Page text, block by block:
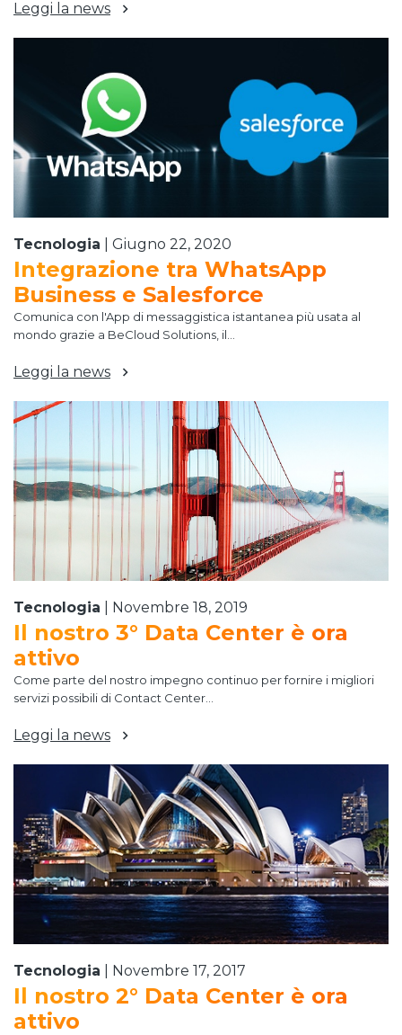
Leggi la news
Tecnologia Giugno 22, 2020
Integrazione tra WhatsApp
Business e Salesforce
Comunica con l'App di messaggistica istantanea più usata al
mondo grazie a BeCloud Solutions, il...
Leggi la news
Tecnologia Novembre 18, 2019
Il nostro 3° Data Center è ora
attivo
Come parte del nostro impegno continuo per fornire i migliori
servizi possibili di Contact Center...
Leggi la news
Tecnologia Novembre 17, 2017
Il nostro 2° Data Center è ora
attivo